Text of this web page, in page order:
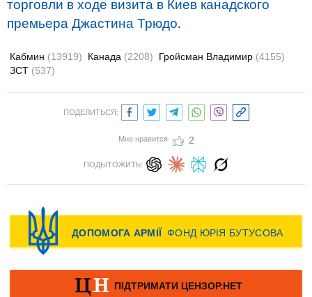
торговли в ходе визита в Киев канадского
премьера Джастина Трюдо.
Кабмин (13919) Канада (2208) Гройсман Владимир (4155)
ЗСТ (537)
ПОДЕЛИТЬСЯ:
Мне нравится 2
ПОДЫТОЖИТЬ: